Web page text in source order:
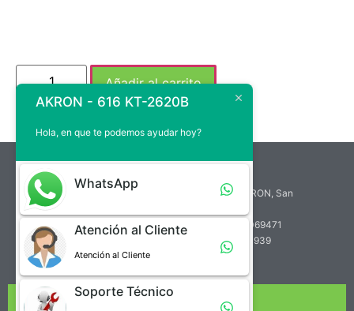
Añadir al carrito
atencion.cliente@akrongomas.com
Zona Industrial de Paramillo, Calle A, Edif. AKRON, San
Teléfono de Atención al Cliente: +58 (414) 7069471
Teléfono de Soporte Técnico: +58 (412) 2760939
NUESTRA EMPRESA
AKRON - 616 KT-2620B
Hola, en que te podemos ayudar hoy?
WhatsApp
Atención al Cliente
Atención al Cliente
Soporte Técnico